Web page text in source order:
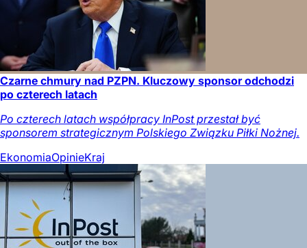
Czarne chmury nad PZPN. Kluczowy sponsor odchodzi
po czterech latach
Po czterech latach współpracy InPost przestał być
sponsorem strategicznym Polskiego Związku Piłki Nożnej.
EkonomiaOpinieKraj